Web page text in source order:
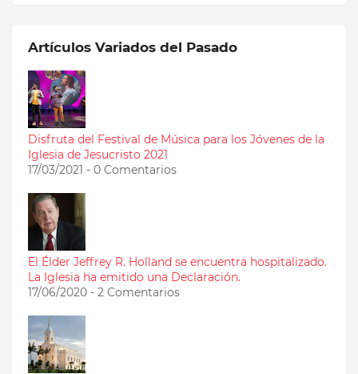
Artículos Variados del Pasado
Disfruta del Festival de Música para los Jóvenes de la
Iglesia de Jesucristo 2021
17/03/2021 - 0 Comentarios
El Élder Jeffrey R. Holland se encuentra hospitalizado.
La Iglesia ha emitido una Declaración.
17/06/2020 - 2 Comentarios